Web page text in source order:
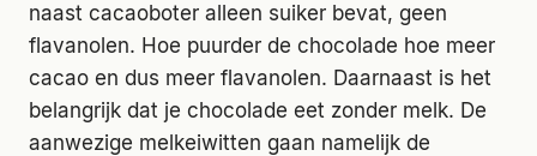
naast cacaoboter alleen suiker bevat, geen
flavanolen. Hoe puurder de chocolade hoe meer
cacao en dus meer flavanolen. Daarnaast is het
belangrijk dat je chocolade eet zonder melk. De
aanwezige melkeiwitten gaan namelijk de